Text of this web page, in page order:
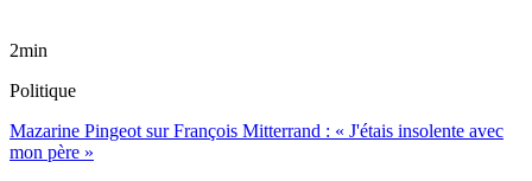
2min
Politique
Mazarine Pingeot sur François Mitterrand : « J'étais insolente avec
mon père »